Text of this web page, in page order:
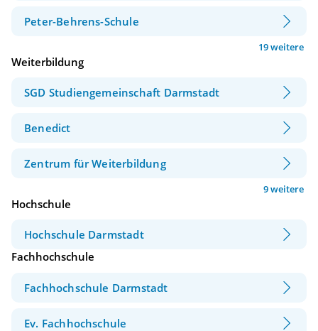
Peter-Behrens-Schule
19 weitere
Weiterbildung
SGD Studiengemeinschaft Darmstadt
Benedict
Zentrum für Weiterbildung
9 weitere
Hochschule
Hochschule Darmstadt
Fachhochschule
Fachhochschule Darmstadt
Ev. Fachhochschule